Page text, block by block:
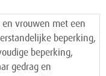
en vrouwen met een
beperking,
beperking,
gedrag en